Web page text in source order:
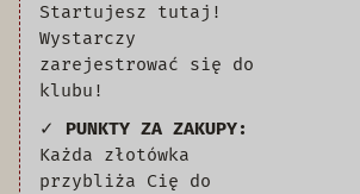
Startujesz tutaj!
Wystarczy
zarejestrować się do
klubu!
✓ PUNKTY ZA ZAKUPY:
Każda złotówka
przybliża Cię do